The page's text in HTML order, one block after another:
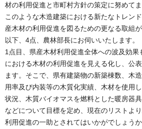
材の利用促進と市町村方針の策定に努めてま
このような木造建築における新たなトレン
産木材の利用促進を図るための更なる取組が
以下、4点、農林部長にお伺いいたします。
1点目、県産木材利用促進全体への波及効果
における木材の利用促進を見える化し、公
ます。そこで、県有建築物の新築棟数、木
用率及び内装等の木質化実績、木材を使用
状況、木質バイオマスを燃料とした暖房器
などについて目標を定め、現在のリストよ
利用促進の一助とされてはいかがでしょう